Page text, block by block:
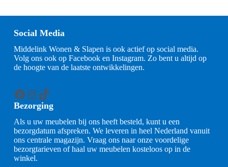
Social Media
Middelink Wonen & Slapen is ook actief op social media.
Volg ons ook op Facebook en Instagram. Zo bent u altijd op
de hoogte van de laatste ontwikkelingen.
Facebook
Instagram
TikTok
Bezorging
Als u uw meubelen bij ons heeft besteld, kunt u een
bezorgdatum afspreken. We leveren in heel Nederland vanuit
ons centrale magazijn. Vraag ons naar onze voordelige
bezorgtarieven of haal uw meubelen kosteloos op in de
winkel.